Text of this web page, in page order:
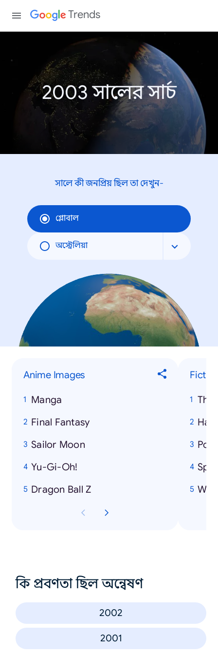
Trends
2003 সালের সার্চ
সালে কী জনপ্রিয় ছিল তা দেখুন-
গ্লোবাল
অস্ট্রেলিয়া
Anime Images
Manga
Final Fantasy
Sailor Moon
Yu-Gi-Oh!
Dragon Ball Z
The
কি প্রবণতা ছিল অন্বেষণ
2002
2001